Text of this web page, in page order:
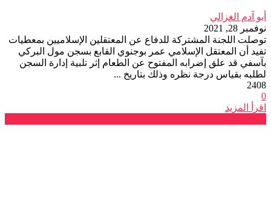
أبو آدم الغزالي
نوفمبر 28, 2021
توصلت اللجنة المشتركة للدفاع عن المعتقلين الإسلاميين بمعطيات
تفيد أن المعتقل الإسلامي عمر بوجنوي القابع بسجن مول البركي
بآسفي قد علق إضرابه المفتوح عن الطعام إثر تلبية إدارة السجن
لطلبه بقياس درجة نظره وذلك بتاريخ ...
2408
0
اقرأ المزيد